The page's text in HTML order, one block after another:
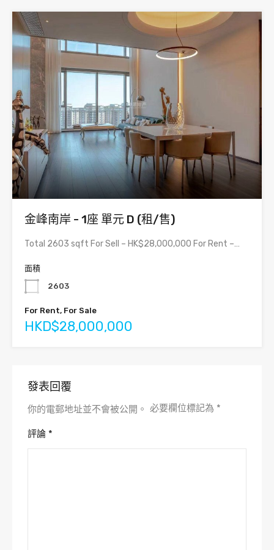
金峰南岸 - 1座 單元 D (租/售)
Total 2603 sqft For Sell – HK$28,000,000 For Rent –…
面積
2603
For Rent, For Sale
HKD$28,000,000
發表回覆
你的電郵地址並不會被公開。 必要欄位標記為 *
評論 *